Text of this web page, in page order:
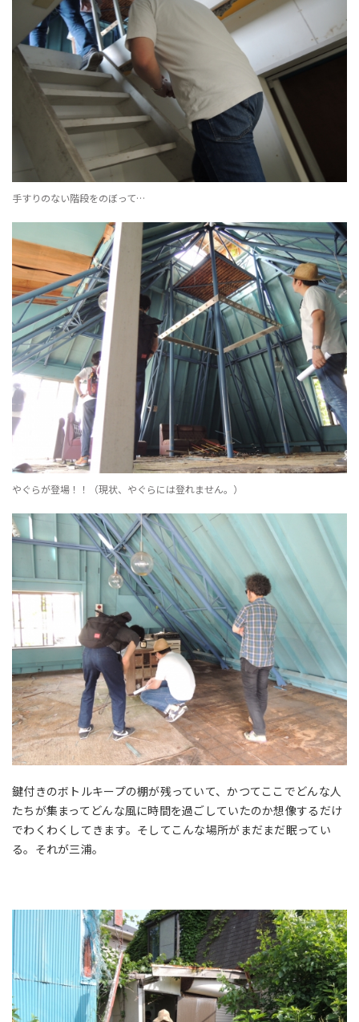
手すりのない階段をのぼって…
やぐらが登場！！（現状、やぐらには登れません。）
鍵付きのボトルキープの棚が残っていて、かつてここでどんな人
たちが集まってどんな風に時間を過ごしていたのか想像するだけ
でわくわくしてきます。そしてこんな場所がまだまだ眠ってい
る。それが三浦。